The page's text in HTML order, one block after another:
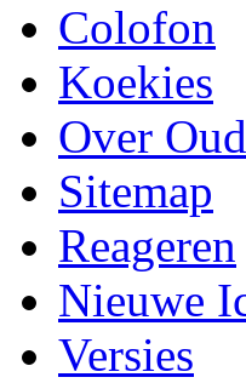
Colofon
Koekies
Over
Sitemap
Reageren
Nieuwe
Versies